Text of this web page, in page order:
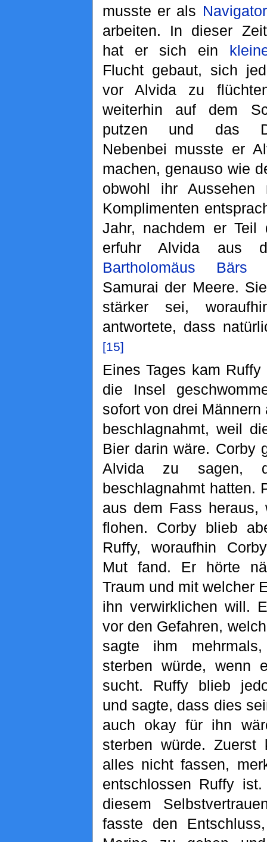
musste er als Navigator
arbeiten. In dieser Zeit
hat er sich ein
Flucht gebaut, sich
vor Alvida zu
weiterhin auf dem
putzen und das
Nebenbei musste er
machen, genauso wie
obwohl ihr Aussehen
Komplimenten
Jahr, nachdem er Teil
erfuhr Alvida aus
Bartholomäus Bärs
Samurai der Meere.
stärker sei,
antwortete, dass
[15]
Eines Tages kam
die Insel
sofort von drei
beschlagnahmt, weil
Bier darin wäre. Corby
Alvida zu sagen,
beschlagnahmt hatten.
aus dem Fass heraus,
flohen. Corby blieb
Ruffy, woraufhin
Mut fand. Er hörte
Traum und mit welcher
ihn verwirklichen will.
vor den Gefahren,
sagte ihm
sterben würde, wenn
sucht. Ruffy blieb
und sagte, dass dies
auch okay für ihn
sterben würde. Zuerst
alles nicht fassen,
entschlossen Ruffy
diesem
fasste den